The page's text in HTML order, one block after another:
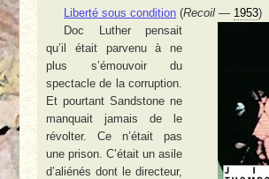
Liberté sous condition (Recoil — 1953)
Doc Luther pensait
qu’il était parvenu à ne
plus s’émouvoir du
spectacle de la corruption.
Et pourtant Sandstone ne
manquait jamais de le
révolter. Ce n’était pas
une prison. C’était un asile
d’aliénés dont le directeur,